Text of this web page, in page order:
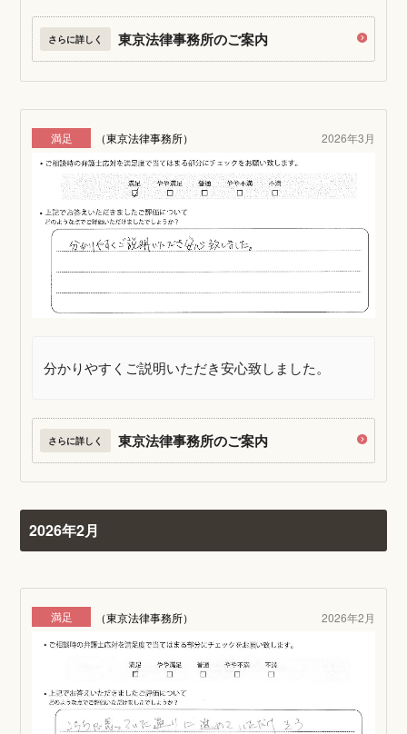
さらに詳しく 東京法律事務所のご案内
満足 （東京法律事務所） 2026年3月
分かりやすくご説明いただき安心致しました。
さらに詳しく 東京法律事務所のご案内
2026年2月
満足 （東京法律事務所） 2026年2月